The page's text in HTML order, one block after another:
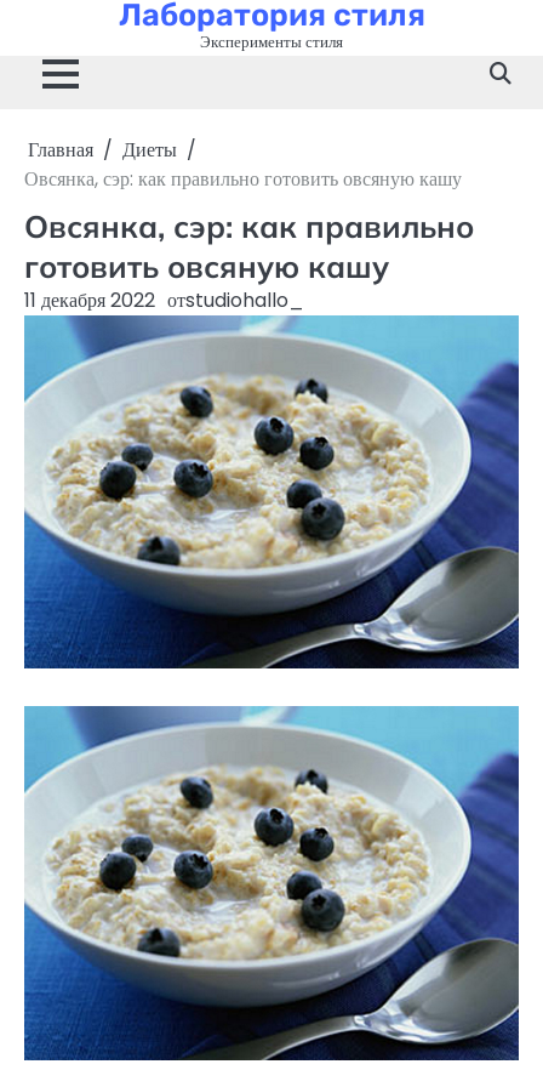
содержимому
Лаборатория стиля
Эксперименты стиля
Главная
Диеты
Овсянка, сэр: как правильно готовить овсяную кашу
Овсянка, сэр: как правильно
готовить овсяную кашу
11 декабря 2022 отstudiohallo_